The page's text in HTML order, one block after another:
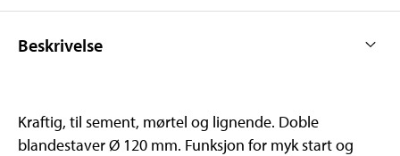
Beskrivelse
Kraftig, til sement, mørtel og lignende. Doble
blandestaver Ø 120 mm. Funksjon for myk start og